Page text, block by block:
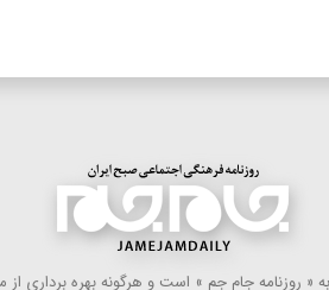
روزنامه جام جم » است و هرگونه بهره ‌برداری از